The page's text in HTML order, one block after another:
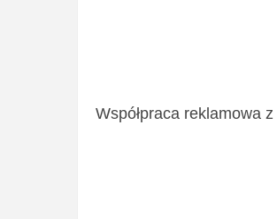
Współpraca reklamowa z